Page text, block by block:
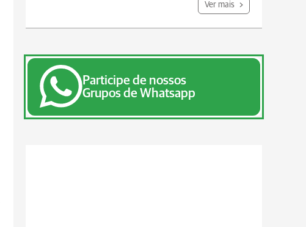
Ver mais
Participe de nossos
Grupos de Whatsapp